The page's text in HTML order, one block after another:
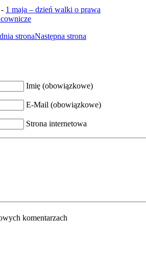
- 1 maja – dzień walki o prawa
stronaNastępna strona
Imię (obowiązkowe)
E-Mail (obowiązkowe)
Strona internetowa
komentarzach